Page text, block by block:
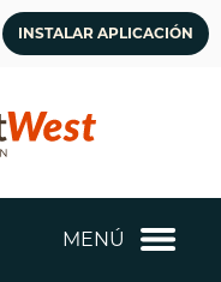
INSTALAR APLICACIÓN
MENÚ